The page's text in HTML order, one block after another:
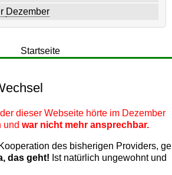
Dezember
Startseite
dieser Webseite hörte im Dezember
und war nicht mehr ansprechbar.
des bisherigen Providers,
das geht! Ist natürlich ungewohnt und